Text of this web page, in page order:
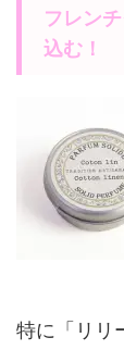
フレン
込む！
特に「リリ